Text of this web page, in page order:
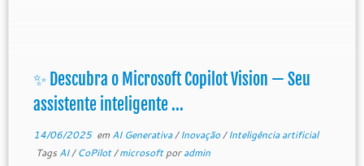
✨ Descubra o Microsoft Copilot Vision — Seu
assistente inteligente ...
14/06/2025em AI Generativa/Inovação/Inteligência artificial
Tags AI/CoPilot/microsoftporadmin